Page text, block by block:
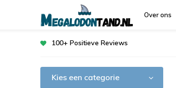
Over ons
100+ Positieve Reviews
Kies een categorie